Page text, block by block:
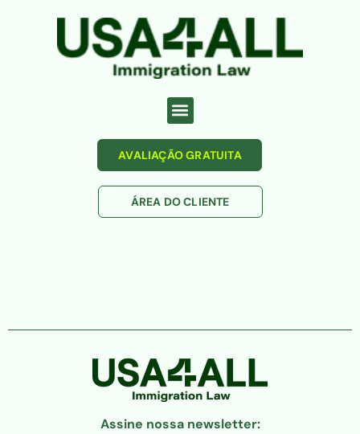
AVALIAÇÃO GRATUITA
ÁREA DO CLIENTE
Assine nossa newsletter: